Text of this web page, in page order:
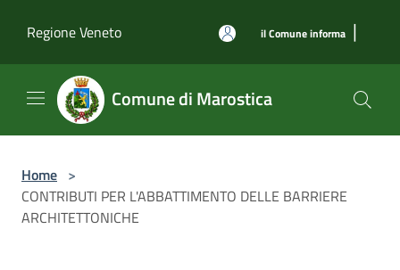
Regione Veneto
il Comune informa |
Comune di Marostica
Home >
CONTRIBUTI PER L'ABBATTIMENTO DELLE BARRIERE
ARCHITETTONICHE